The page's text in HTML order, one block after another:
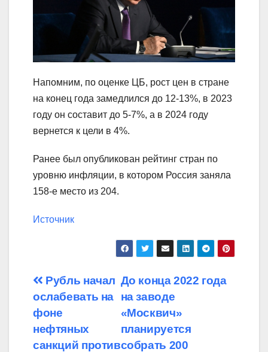
Напомним, по оценке ЦБ, рост цен в стране
на конец года замедлился до 12-13%, в 2023
году он составит до 5-7%, а в 2024 году
вернется к цели в 4%.
Ранее был опубликован рейтинг стран по
уровню инфляции, в котором Россия заняла
158-е место из 204.
Источник
Навигация
по
записям
До конца 2022 года
на заводе
«Москвич»
планируется
собрать 200
Рубль начал
ослабевать на
фоне
нефтяных
санкций против